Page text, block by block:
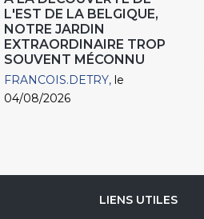
L'EST DE LA BELGIQUE,
NOTRE JARDIN
EXTRAORDINAIRE TROP
SOUVENT MÉCONNU
FRANCOIS.DETRY le
04/08/2026
LIENS UTILES